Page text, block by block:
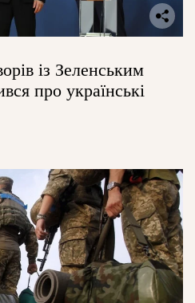
із Зеленським
про українські